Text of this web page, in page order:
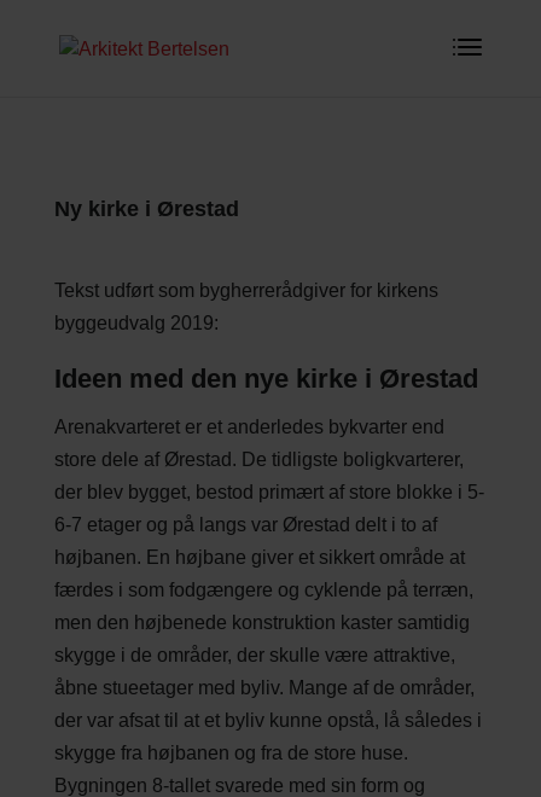
Ny kirke i Ørestad
Tekst udført som bygherrerådgiver for kirkens
byggeudvalg 2019:
Ideen med den nye kirke i Ørestad
Arenakvarteret er et anderledes bykvarter end
store dele af Ørestad. De tidligste boligkvarterer,
der blev bygget, bestod primært af store blokke i 5-
6-7 etager og på langs var Ørestad delt i to af
højbanen. En højbane giver et sikkert område at
færdes i som fodgængere og cyklende på terræn,
men den højbenede konstruktion kaster samtidig
skygge i de områder, der skulle være attraktive,
åbne stueetager med byliv. Mange af de områder,
der var afsat til at et byliv kunne opstå, lå således i
skygge fra højbanen og fra de store huse.
Bygningen 8-tallet svarede med sin form og